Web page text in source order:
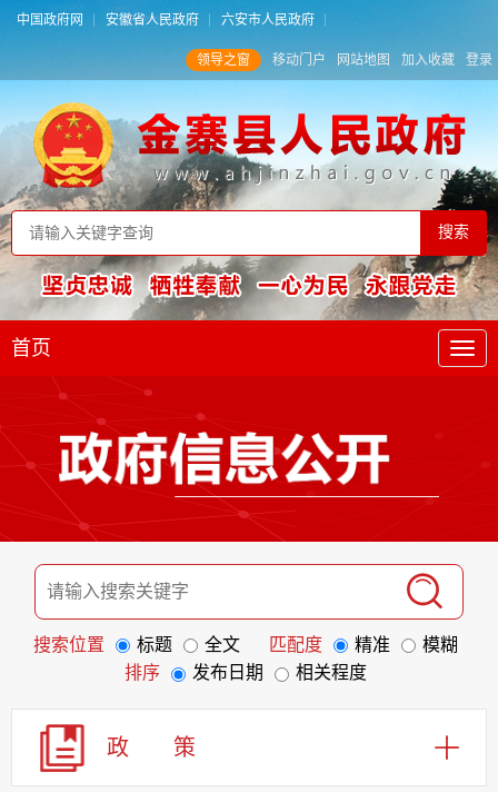
中国政府网 安徽省人民政府 六安市人民政府
领导之窗 移动门户 网站地图 加入收藏 登录
首页
搜索位置 标题 全文 匹配度 精准
模糊
排序
发布日期 相关程度
政 策